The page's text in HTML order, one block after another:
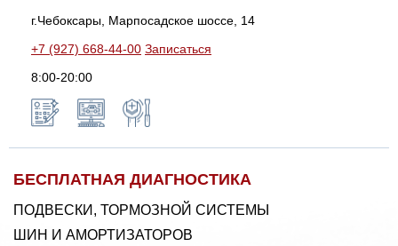
г.Чебоксары, Марпосадское шоссе, 14
+7 (927) 668-44-00 Записаться
8:00-20:00
БЕСПЛАТНАЯ ДИАГНОСТИКА
ПОДВЕСКИ, ТОРМОЗНОЙ СИСТЕМЫ
ШИН И АМОРТИЗАТОРОВ